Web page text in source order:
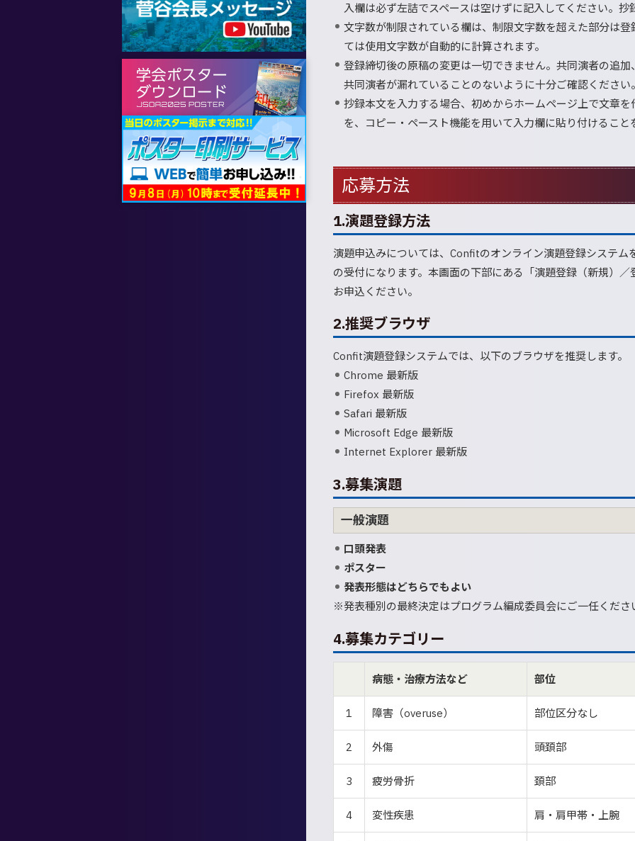
入欄は必ず左詰でスペースは空けずに記入してください。抄
文字数が制限されている欄は、制限文字数を超えた部分は
ては使用文字数が自動的に計算されます。
登録締切後の原稿の変更は一切できません。共同演者の追
共同演者が漏れていることのないように十分ご確認ください
抄録本文を入力する場合、初めからホームページ上で文章
を、コピー・ペースト機能を用いて入力欄に貼り付けること
応募方法
1.演題登録方法
演題申込みについては、Confitのオンライン演題登録システム
の受付になります。本画面の下部にある「演題登録（新規）
お申込ください。
2.推奨ブラウザ
Confit演題登録システムでは、以下のブラウザを推奨します。
Chrome 最新版
Firefox 最新版
Safari 最新版
Microsoft Edge 最新版
Internet Explorer 最新版
3.募集演題
一般演題
口頭発表
ポスター
発表形態はどちらでもよい
※発表種別の最終決定はプログラム編成委員会にご一任くださ
4.募集カテゴリー
病態・治療方法など 部位
1 障害（overuse） 部位区分なし
2 外傷 頭頚部
3 疲労骨折 頚部
4 変性疾患 肩・肩甲帯・上腕